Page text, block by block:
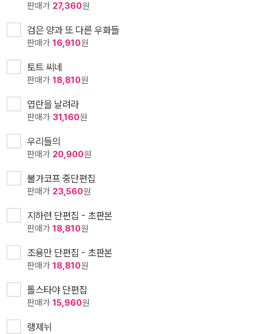
판매가 27,360원
검은 양과 또 다른 우화들
판매가 16,910원
토트 씨네
판매가 18,810원
엽란을 날려라
판매가 31,160원
우리들의
판매가 20,900원
불가코프 중단편집
판매가 23,560원
지하련 단편집 - 초판본
판매가 18,810원
조용만 단편집 - 초판본
판매가 18,810원
톨스타야 단편집
판매가 15,960원
랭제뉘